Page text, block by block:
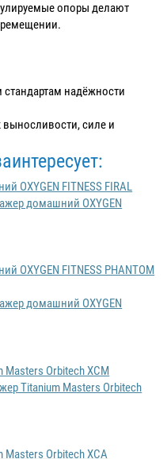
опоры делают
стандартам надёжности
выносливости, силе и
домашний OXYGEN
домашний OXYGEN
Titanium Masters Orbitech